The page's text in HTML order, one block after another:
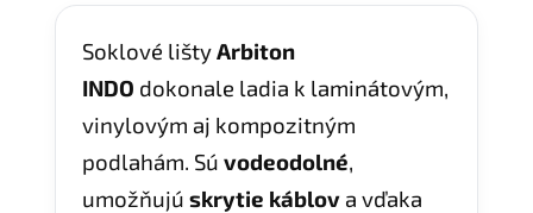
Soklové lištyArbiton
INDO dokonale ladia k laminátovým,
vinylovým aj kompozitným
podlahám. Sú vodeodolné,
umožňujú skrytie káblov a vďaka